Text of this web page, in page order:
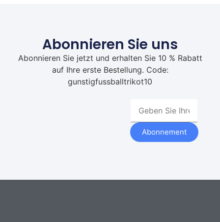
Abonnieren Sie uns
Abonnieren Sie jetzt und erhalten Sie 10 % Rabatt
auf Ihre erste Bestellung. Code:
gunstigfussballtrikot10
Abonnement